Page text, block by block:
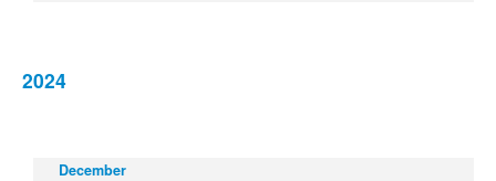
2024
December